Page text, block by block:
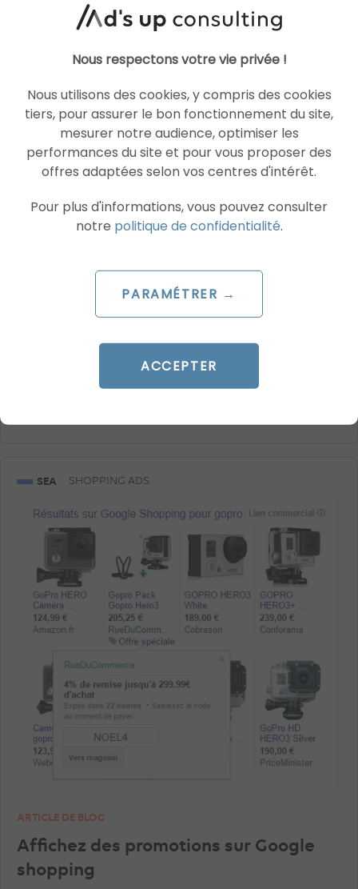
Facebook Product Ads concurrence
Google shopping
Le 18 février 2015
SEA SHOPPING ADS
ARTICLE DE BLOG
Affichez des promotions sur Google
shopping
Nous respectons votre vie privée !
Nous utilisons des cookies, y compris des cookies
tiers, pour assurer le bon fonctionnement du site,
mesurer notre audience, optimiser les
performances du site et pour vous proposer des
offres adaptées selon vos centres d'intérêt.
Pour plus d'informations, vous pouvez consulter
notre politique de confidentialité.
PARAMÉTRER →
ACCEPTER